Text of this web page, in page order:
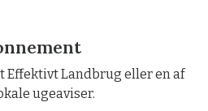
Effektivt Landbrug eller en af
ugeaviser.